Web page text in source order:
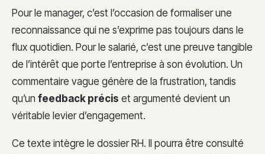
Pour le manager, c’est l’occasion de formaliser une
reconnaissance qui ne s’exprime pas toujours dans le
flux quotidien. Pour le salarié, c’est une preuve tangible
de l’intérêt que porte l’entreprise à son évolution. Un
commentaire vague génère de la frustration, tandis
qu’un feedback précis et argumenté devient un
véritable levier d’engagement.
Ce texte intègre le dossier RH. Il pourra être consulté